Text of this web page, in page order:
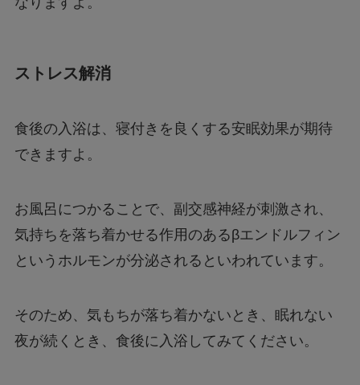
ストレス解消
食後の入浴は、寝付きを良くする安眠効果が期待
できますよ。
お風呂につかることで、副交感神経が刺激され、
気持ちを落ち着かせる作用のあるβエンドルフィン
というホルモンが分泌されるといわれています。
そのため、気もちが落ち着かないとき、眠れない
夜が続くとき、食後に入浴してみてください。